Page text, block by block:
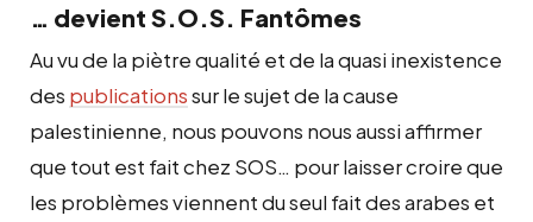
… devient S.O.S. Fantômes
Au vu de la piètre qualité et de la quasi inexistence
des publicationssur le sujet de la cause
palestinienne, nous pouvons nous aussi affirmer
que tout est fait chez SOS… pour laisser croire que
les problèmes viennent du seul fait des arabes et